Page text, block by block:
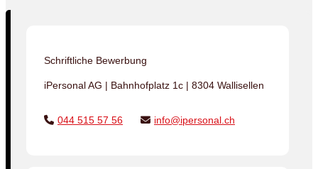
Schriftliche Bewerbung
iPersonal AG | Bahnhofplatz 1c | 8304 Wallisellen
044 515 57 56 info@ipersonal.ch